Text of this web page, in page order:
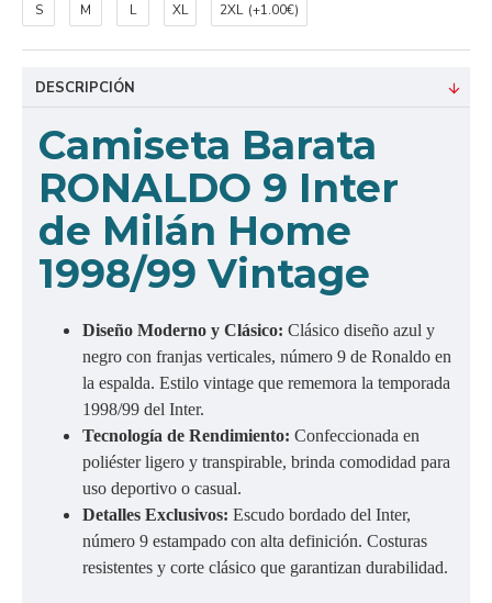
S
M L XL 2XL (+1.00€)
DESCRIPCIÓN
Camiseta Barata
RONALDO 9 Inter
de Milán Home
1998/99 Vintage
Diseño Moderno y Clásico: Clásico diseño azul y
negro con franjas verticales, número 9 de Ronaldo en
la espalda. Estilo vintage que rememora la temporada
1998/99 del Inter.
Tecnología de Rendimiento: Confeccionada en
poliéster ligero y transpirable, brinda comodidad para
uso deportivo o casual.
Detalles Exclusivos: Escudo bordado del Inter,
número 9 estampado con alta definición. Costuras
resistentes y corte clásico que garantizan durabilidad.